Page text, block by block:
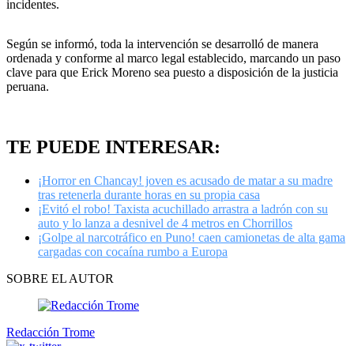
incidentes.
Según se informó, toda la intervención se desarrolló de manera
ordenada y conforme al marco legal establecido, marcando un paso
clave para que Erick Moreno sea puesto a disposición de la justicia
peruana.
TE PUEDE INTERESAR:
¡Horror en Chancay! joven es acusado de matar a su madre
tras retenerla durante horas en su propia casa
¡Evitó el robo! Taxista acuchillado arrastra a ladrón con su
auto y lo lanza a desnivel de 4 metros en Chorrillos
¡Golpe al narcotráfico en Puno! caen camionetas de alta gama
cargadas con cocaína rumbo a Europa
SOBRE EL AUTOR
Redacción Trome